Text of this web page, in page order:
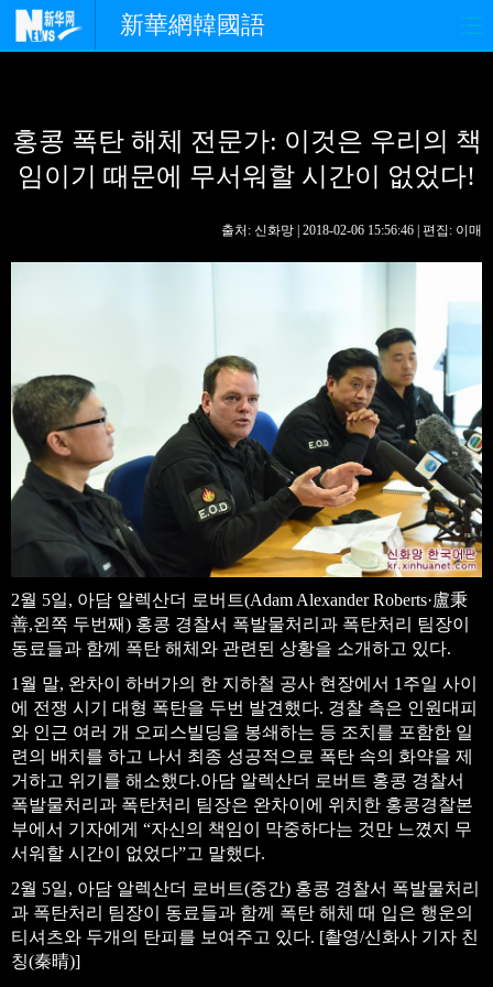
新華網韓國語
경제 사회 포토
중한교류 핫 TV 문화
홍콩 폭탄 해체 전문가: 이것은 우리의 책
임이기 때문에 무서워할 시간이 없었다!
출처: 신화망 | 2018-02-06 15:56:46 | 편집: 이매
2월 5일, 아담 알렉산더 로버트(Adam Alexander Roberts·盧秉
善,왼쪽 두번째) 홍콩 경찰서 폭발물처리과 폭탄처리 팀장이
동료들과 함께 폭탄 해체와 관련된 상황을 소개하고 있다.
1월 말, 완차이 하버가의 한 지하철 공사 현장에서 1주일 사이
에 전쟁 시기 대형 폭탄을 두번 발견했다. 경찰 측은 인원대피
와 인근 여러 개 오피스빌딩을 봉쇄하는 등 조치를 포함한 일
련의 배치를 하고 나서 최종 성공적으로 폭탄 속의 화약을 제
거하고 위기를 해소했다.아담 알렉산더 로버트 홍콩 경찰서
폭발물처리과 폭탄처리 팀장은 완차이에 위치한 홍콩경찰본
부에서 기자에게 “자신의 책임이 막중하다는 것만 느꼈지 무
서워할 시간이 없었다”고 말했다.
2월 5일, 아담 알렉산더 로버트(중간) 홍콩 경찰서 폭발물처리
과 폭탄처리 팀장이 동료들과 함께 폭탄 해체 때 입은 행운의
티셔츠와 두개의 탄피를 보여주고 있다. [촬영/신화사 기자 친
칭(秦晴)]